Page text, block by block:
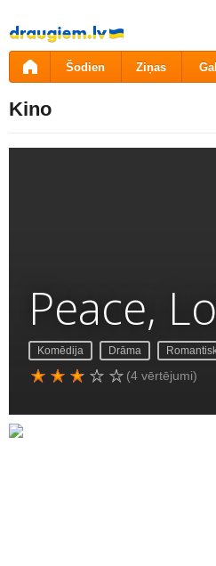
Pāriet
uz
saturu
Šodien Ziņas
Kino
Peace,
Komēdija Drāma
(4 vērtējumi)